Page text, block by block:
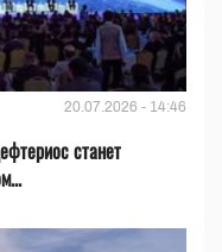
20.07.2026 - 14:46
станет